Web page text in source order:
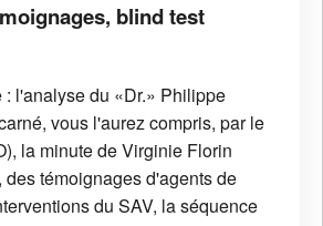
blind test
: l'analyse du «Dr.» Philippe
vous l'aurez compris, par le
la minute de Virginie Florin
des témoignages d'agents de
du SAV, la séquence